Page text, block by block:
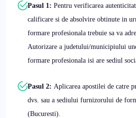
Pasul 1: Pentru verificarea
calificare si de absolvire obtinute in
formare profesionala trebuie sa va
Autorizare a judetului/municipiului
formare profesionala isi are sediul
Pasul 2: Aplicarea apostilei de catre
dvs. sau a sediului furnizorului de
(Bucuresti).